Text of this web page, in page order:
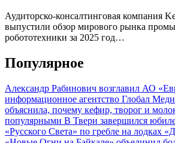
Аудиторско-консалтинговая компания
выпустили обзор мирового рынка
робототехники за 2025 год…
Популярное
Александр Рабинович возглавил АО
информационное агентство Глобал
объяснила, почему кефир, творог и
популярными В Твери завершился
«Русского Света» по гребле на лодках